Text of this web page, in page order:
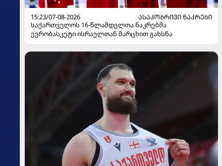
15:23/07-08-2026
ᲐᲡᲐᲙᲝᲑᲠᲘᲕᲘ ᲜᲐᲙᲠᲔᲑᲘ
საქართველოს 16-წლამდელთა ნაკრებმა
ევრობასკეტი ისრაელთან მარცხით გახსნა